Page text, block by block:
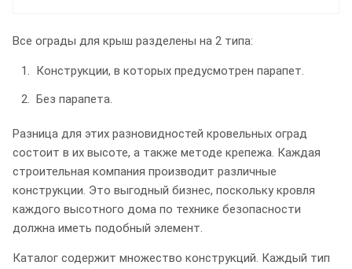
Все ограды для крыш разделены на 2 типа:
Конструкции, в которых предусмотрен парапет.
Без парапета.
Разница для этих разновидностей кровельных оград
состоит в их высоте, а также методе крепежа. Каждая
строительная компания производит различные
конструкции. Это выгодный бизнес, поскольку кровля
каждого высотного дома по технике безопасности
должна иметь подобный элемент.
Каталог содержит множество конструкций. Каждый тип